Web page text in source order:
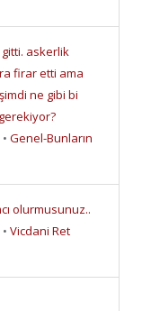
gitti. askerlik
firar etti ama
ne gibi bi
• Genel-Bunların
olurmusunuz..
• Vicdani Ret